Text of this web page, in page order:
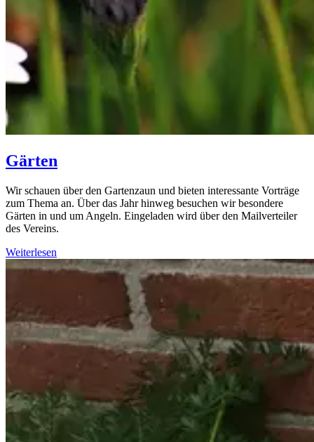
Gärten
Wir schauen über den Gartenzaun und bieten interessante Vorträge
zum Thema an. Über das Jahr hinweg besuchen wir besondere
Gärten in und um Angeln. Eingeladen wird über den Mailverteiler
des Vereins.
Weiterlesen